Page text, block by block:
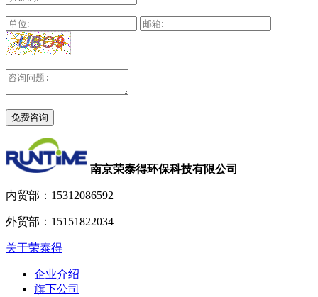
南京荣泰得环保科技有限公司
内贸部： 15312086592
外贸部： 15151822034
关于荣泰得
企业介绍
旗下公司